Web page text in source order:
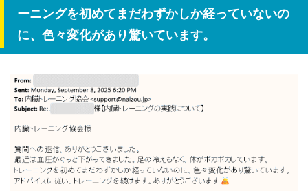
ーニングを初めてまだわずかしか経っていないの
に、色々変化があり驚いています。